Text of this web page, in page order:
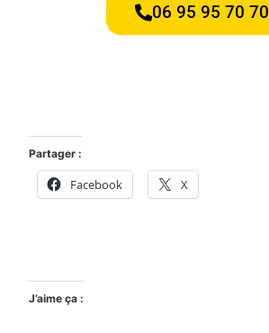
06 95 95 70 70
Partager :
Facebook X
J’aime ça :